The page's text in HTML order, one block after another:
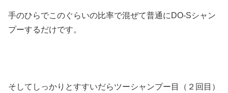
手のひらでこのぐらいの比率で混ぜて普通にDO-Sシャン
プーするだけです。
そしてしっかりとすすいだらツーシャンプー目（２回目）